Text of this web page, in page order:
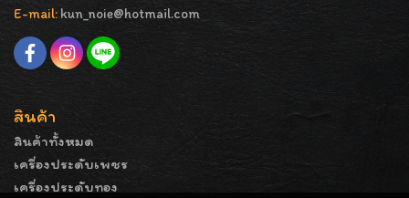
E-mail: kun_noie@hotmail.com
สินค้า
สินค้าทั้งหมด
เครื่องประดับเพชร
เครื่องประดับทอง